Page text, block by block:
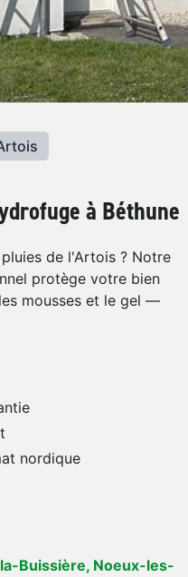
à Béthune
de l'Artois ? Notre
protège votre bien
mousses et le gel —
nordique
Buissière, Noeux-les-